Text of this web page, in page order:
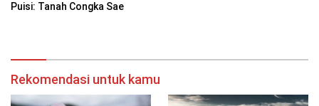
Puisi: Tanah Congka Sae
Rekomendasi untuk kamu